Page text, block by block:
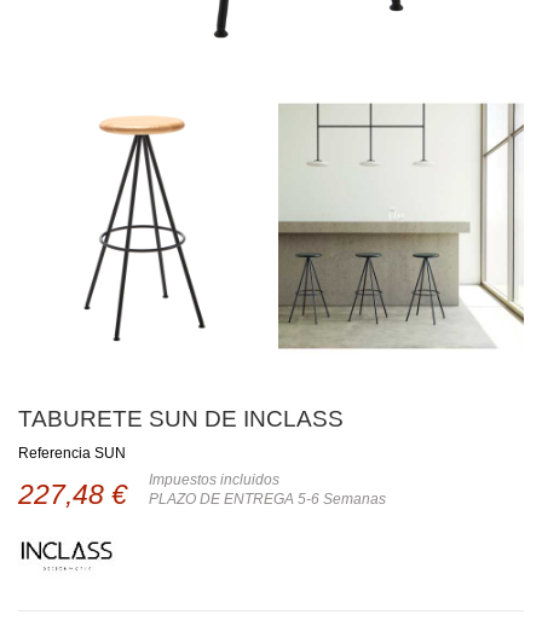
TABURETE SUN DE INCLASS
Referencia SUN
227,48 €
Impuestos incluidos
PLAZO DE ENTREGA 5-6 Semanas